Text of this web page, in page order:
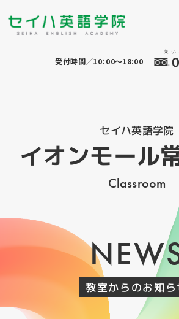
え
受付時間／10：00～18:00
セイハ英語学院
イオンモール
Classroom
教室からのお知ら